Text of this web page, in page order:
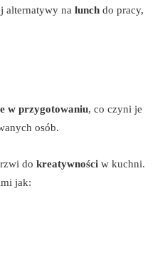
alternatywy na lunch do pracy,
w przygotowaniu, co czyni je
osób.
do kreatywności w kuchni.
jak: